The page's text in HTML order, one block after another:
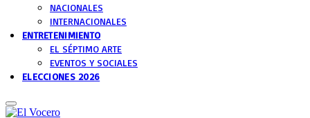
NACIONALES
INTERNACIONALES
ENTRETENIMIENTO
EL SÉPTIMO ARTE
EVENTOS Y SOCIALES
ELECCIONES 2026